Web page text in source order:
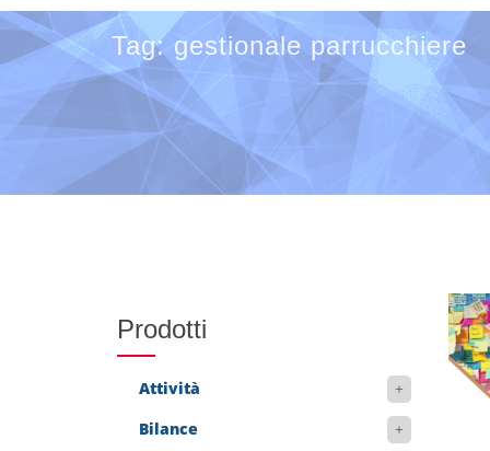
Tag: gestionale parrucchiere
Prodotti
Attività
Bilance